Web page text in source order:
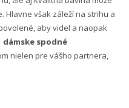
však záleží na strihu a
aby videl a naopak
dámske spodné
nielen pre vášho partnera,